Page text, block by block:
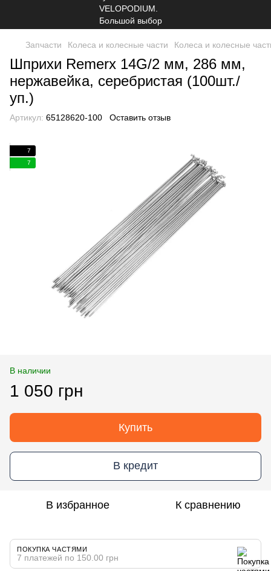
Запчасти Колеса и колесные части Колеса и колесные
Шприхи Remerx 14G/2 мм, 286 мм,
нержавейка, серебристая (100шт./
уп.)
Артикул: 65128620-100 Оставить отзыв
7
7
В наличии
1 050 грн
Купить
В кредит
В избранное К сравнению
ПОКУПКА ЧАСТЯМИ
7 платежей по 150.00 грн